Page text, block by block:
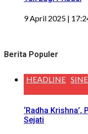
9 April 2025 |
Berita Populer
HEADLINE
‘Radha
Sejati